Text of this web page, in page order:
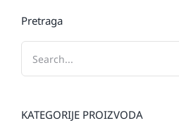
Pretraga
KATEGORIJE PROIZVODA